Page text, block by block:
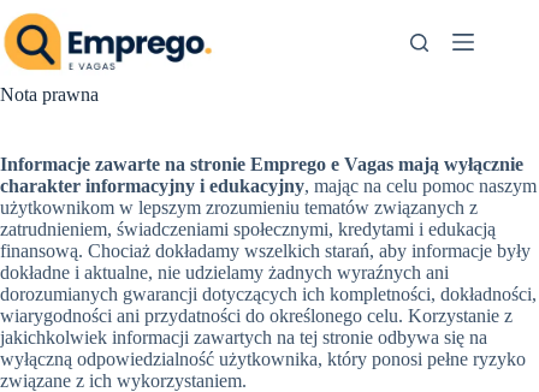
Przejdź
do
treści
Nota prawna
Informacje zawarte na stronie Emprego e Vagas mają wyłącznie
charakter informacyjny i edukacyjny, mając na celu pomoc naszym
użytkownikom w lepszym zrozumieniu tematów związanych z
zatrudnieniem, świadczeniami społecznymi, kredytami i edukacją
finansową. Chociaż dokładamy wszelkich starań, aby informacje były
dokładne i aktualne, nie udzielamy żadnych wyraźnych ani
dorozumianych gwarancji dotyczących ich kompletności, dokładności,
wiarygodności ani przydatności do określonego celu. Korzystanie z
jakichkolwiek informacji zawartych na tej stronie odbywa się na
wyłączną odpowiedzialność użytkownika, który ponosi pełne ryzyko
związane z ich wykorzystaniem.